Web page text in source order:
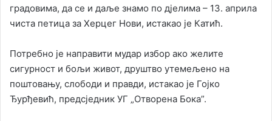
градовима, да се и даље знамо по дјелима – 13. априла
чиста петица за Херцег Нови, истакао је Катић.
Потребно је направити мудар избор ако желите
сигурност и бољи живот, друштво утемељено на
поштовању, слободи и правди, истакао је Гојко
Ђурђевић, предсједник УГ „Отворена Бока”.